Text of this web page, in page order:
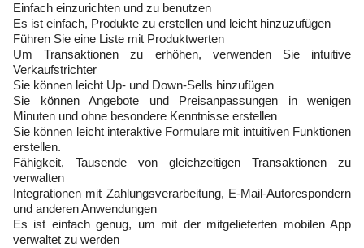
Einfach einzurichten und zu benutzen
Es ist einfach, Produkte zu erstellen und leicht hinzuzufügen
Führen Sie eine Liste mit Produktwerten
Um Transaktionen zu erhöhen, verwenden Sie intuitive
Verkaufstrichter
Sie können leicht Up- und Down-Sells hinzufügen
Sie können Angebote und Preisanpassungen in wenigen
Minuten und ohne besondere Kenntnisse erstellen
Sie können leicht interaktive Formulare mit intuitiven Funktionen
erstellen.
Fähigkeit, Tausende von gleichzeitigen Transaktionen zu
verwalten
Integrationen mit Zahlungsverarbeitung, E-Mail-Autorespondern
und anderen Anwendungen
Es ist einfach genug, um mit der mitgelieferten mobilen App
verwaltet zu werden